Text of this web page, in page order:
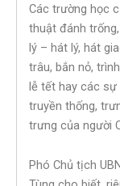
Các trường học
thuật đánh
lý – hát lý, hát
trâu, bắn nỏ,
lễ tết hay các sự
truyền thống,
trưng của người
Phó Chủ tịch